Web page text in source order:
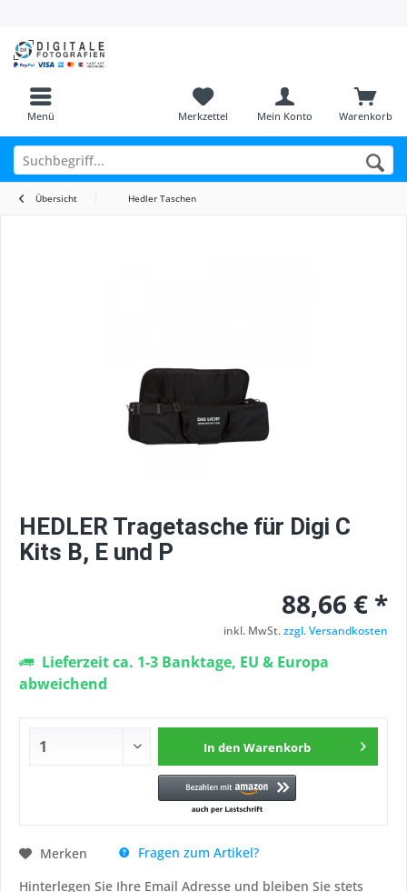
Menü Warenkorb
Merkzettel Mein Konto
Übersicht Hedler Taschen
HEDLER Tragetasche für Digi C
Kits B, E und P
88,66 € *
inkl. MwSt.zzgl. Versandkosten
Lieferzeit ca. 1-3 Banktage, EU & Europa
abweichend
In den Warenkorb
Merken
Fragen zum Artikel?
Hinterlegen Sie Ihre Email Adresse und bleiben Sie stets